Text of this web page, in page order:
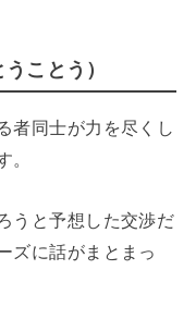
ことう）
者同士が力を尽くし
。
うと予想した交渉だ
ズに話がまとまっ